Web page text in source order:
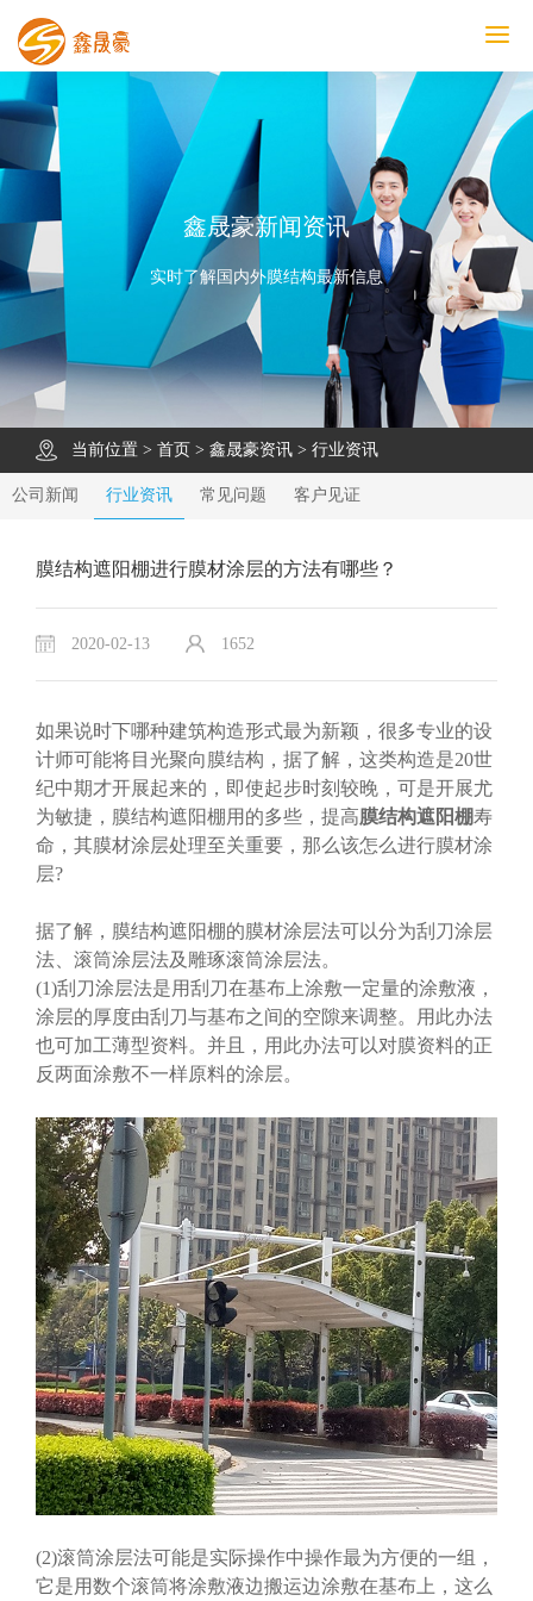
鑫晟豪首页
产品中心
工程案例
膜结构车棚
污水池反吊膜加盖
鑫晟豪资讯
关于鑫晟豪
联系鑫晟豪
鑫晟豪新闻资讯
实时了解国内外膜结构最新信息
当前位置 > 首页 > 鑫晟豪资讯 > 行业资讯
公司新闻 行业资讯 常见问题 客户见证
膜结构遮阳棚进行膜材涂层的方法有哪些？
2020-02-13 1652
如果说时下哪种建筑构造形式最为新颖，很多专业的设
计师可能将目光聚向膜结构，据了解，这类构造是20世
纪中期才开展起来的，即使起步时刻较晚，可是开展尤
为敏捷，膜结构遮阳棚用的多些，提高膜结构遮阳棚寿
命，其膜材涂层处理至关重要，那么该怎么进行膜材涂
层?
据了解，膜结构遮阳棚的膜材涂层法可以分为刮刀涂层
法、滚筒涂层法及雕琢滚筒涂层法。
(1)刮刀涂层法是用刮刀在基布上涂敷一定量的涂敷液，
涂层的厚度由刮刀与基布之间的空隙来调整。用此办法
也可加工薄型资料。并且，用此办法可以对膜资料的正
反两面涂敷不一样原料的涂层。
(2)滚筒涂层法可能是实际操作中操作最为方便的一组，
它是用数个滚筒将涂敷液边搬运边涂敷在基布上，这么